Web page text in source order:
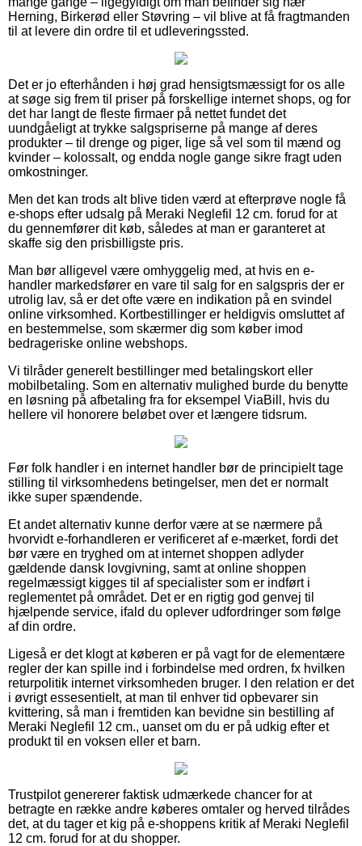
Herning, Birkerød eller Støvring – vil blive at få fragtmanden
til at levere din ordre til et udleveringssted.
Det er jo efterhånden i høj grad hensigtsmæssigt for os alle
at søge sig frem til priser på forskellige internet shops, og for
det har langt de fleste firmaer på nettet fundet det
uundgåeligt at trykke salgspriserne på mange af deres
produkter – til drenge og piger, lige så vel som til mænd og
kvinder – kolossalt, og endda nogle gange sikre fragt uden
omkostninger.
Men det kan trods alt blive tiden værd at efterprøve nogle få
e-shops efter udsalg på Meraki Neglefil 12 cm. forud for at
du gennemfører dit køb, således at man er garanteret at
skaffe sig den prisbilligste pris.
Man bør alligevel være omhyggelig med, at hvis en e-
handler markedsfører en vare til salg for en salgspris der er
utrolig lav, så er det ofte være en indikation på en svindel
online virksomhed. Kortbestillinger er heldigvis omsluttet af
en bestemmelse, som skærmer dig som køber imod
bedrageriske online webshops.
Vi tilråder generelt bestillinger med betalingskort eller
mobilbetaling. Som en alternativ mulighed burde du benytte
en løsning på afbetaling fra for eksempel ViaBill, hvis du
hellere vil honorere beløbet over et længere tidsrum.
Før folk handler i en internet handler bør de principielt tage
stilling til virksomhedens betingelser, men det er normalt
ikke super spændende.
Et andet alternativ kunne derfor være at se nærmere på
hvorvidt e-forhandleren er verificeret af e-mærket, fordi det
bør være en tryghed om at internet shoppen adlyder
gældende dansk lovgivning, samt at online shoppen
regelmæssigt kigges til af specialister som er indført i
reglementet på området. Det er en rigtig god genvej til
hjælpende service, ifald du oplever udfordringer som følge
af din ordre.
Ligeså er det klogt at køberen er på vagt for de elementære
regler der kan spille ind i forbindelse med ordren, fx hvilken
returpolitik internet virksomheden bruger. I den relation er det
i øvrigt essesentielt, at man til enhver tid opbevarer sin
kvittering, så man i fremtiden kan bevidne sin bestilling af
Meraki Neglefil 12 cm., uanset om du er på udkig efter et
produkt til en voksen eller et barn.
Trustpilot genererer faktisk udmærkede chancer for at
betragte en række andre køberes omtaler og herved tilrådes
det, at du tager et kig på e-shoppens kritik af Meraki Neglefil
12 cm. forud for at du shopper.